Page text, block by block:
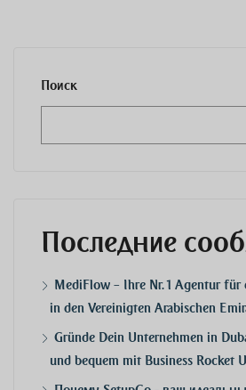
Поиск
Последние
MediFlow – Ihre Nr. 1 Agentur für
in den Vereinigten Arabischen
Gründe Dein Unternehmen in
und bequem mit Business Rocket